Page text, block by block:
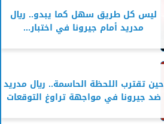
ليس كل طريق سهل كما يبدو.. ريال
مدريد أمام جيرونا في اختبار...
حين تقترب اللحظة الحاسمة.. ريال مدريد
ضد جيرونا في مواجهة تراوغ التوقعات